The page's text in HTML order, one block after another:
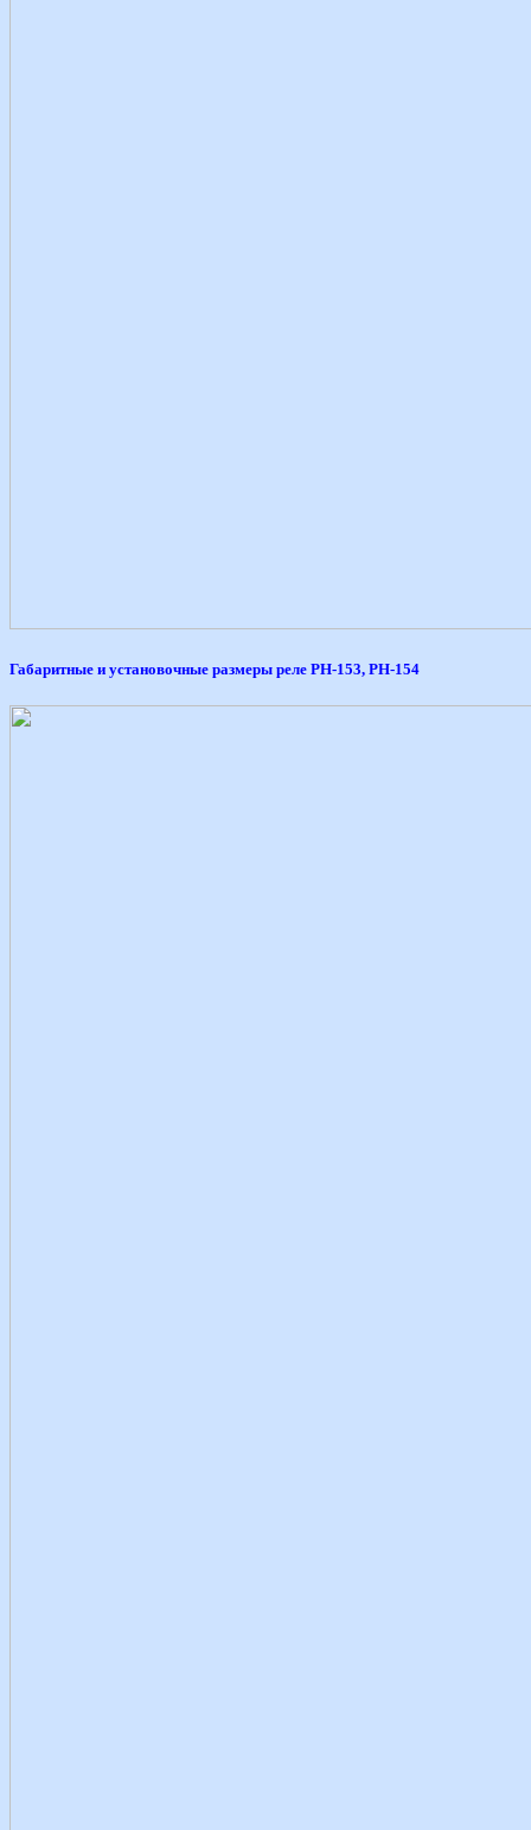
Габаритные и установочные размеры реле РН-153, РН-154